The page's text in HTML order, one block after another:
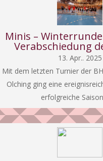
Minis –
Verabschiedung
13. Apr.. 2025
Mit dem letzten Turnier der
Olching ging eine
erfolgreiche